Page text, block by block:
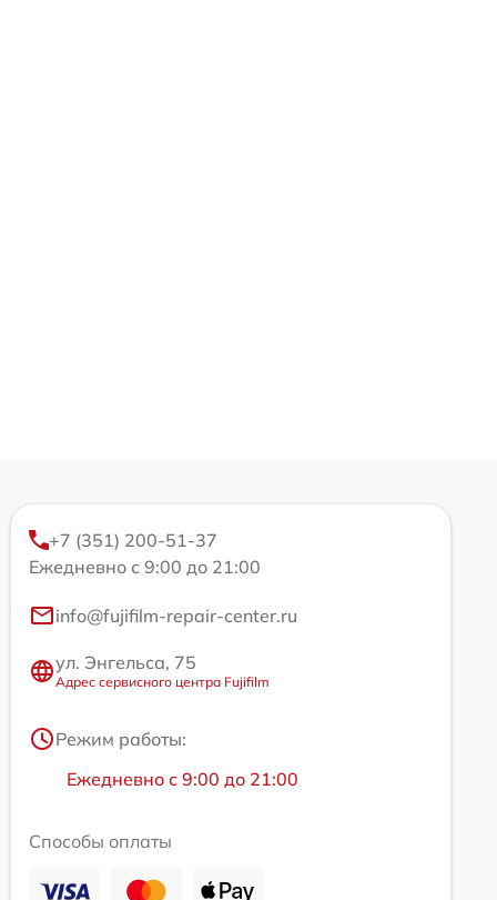
+7 (351) 200-51-37
Ежедневно с 9:00 до 21:00
info@fujifilm-repair-center.ru
ул. Энгельса, 75
Адрес сервисного центра Fujifilm
Режим работы:
Ежедневно с 9:00 до 21:00
Способы оплаты